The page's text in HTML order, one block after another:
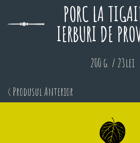
PORC LA
IERBURI DE
200 g. / 23lei
< Produsul Anterior